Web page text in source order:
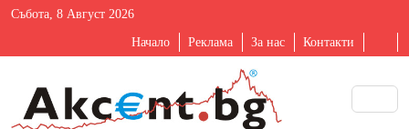
Събота, 8 Август 2026
Начало Реклама За нас Контакти